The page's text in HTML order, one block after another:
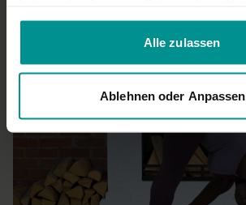
gesammelt haben.
Alle zulassen
Ablehnen oder Anpassen